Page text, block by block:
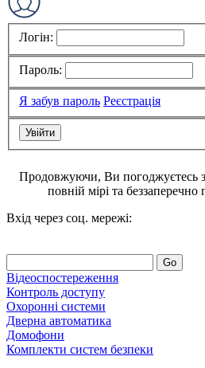
Логін:
Пароль:
Я забув пароль Реєстрація
Продовжуючи, Ви погоджуєтесь з
повній мірі та
Вхід через соц. мережі:
Go
Відеоспостереження
Контроль доступу
Охоронні системи
Дверна автоматика
Домофони
Комплекти систем безпеки